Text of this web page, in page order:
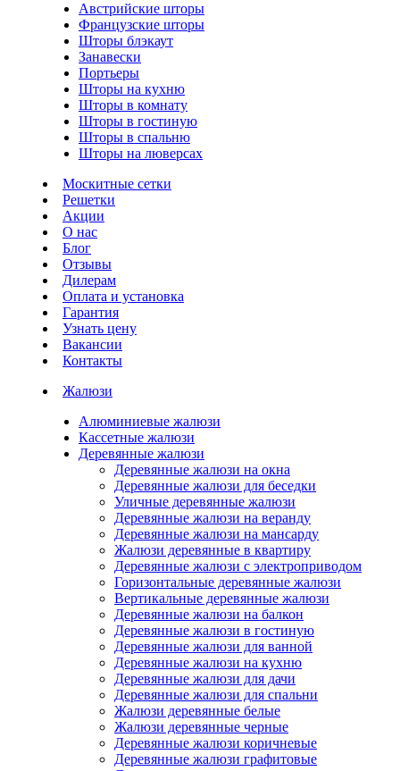
Австрийские шторы
Французские шторы
Шторы блэкаут
Занавески
Портьеры
Шторы на кухню
Шторы в комнату
Шторы в гостиную
Шторы в спальню
Шторы на люверсах
Москитные сетки
Решетки
Акции
О нас
Блог
Отзывы
Дилерам
Оплата и установка
Гарантия
Узнать цену
Вакансии
Контакты
Жалюзи
Алюминиевые жалюзи
Кассетные жалюзи
Деревянные жалюзи
Деревянные жалюзи на окна
Деревянные жалюзи для беседки
Уличные деревянные жалюзи
Деревянные жалюзи на веранду
Деревянные жалюзи на мансарду
Жалюзи деревянные в квартиру
Деревянные жалюзи с электроприводом
Горизонтальные деревянные жалюзи
Вертикальные деревянные жалюзи
Деревянные жалюзи на балкон
Деревянные жалюзи в гостиную
Деревянные жалюзи для ванной
Деревянные жалюзи на кухню
Деревянные жалюзи для дачи
Деревянные жалюзи для спальни
Жалюзи деревянные белые
Жалюзи деревянные черные
Деревянные жалюзи коричневые
Деревянные жалюзи графитовые